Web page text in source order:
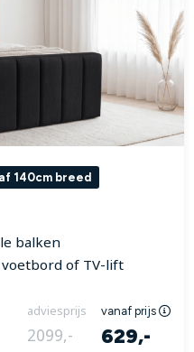
140cm breed
balken
of TV-lift
adviesprijs vanaf prijs
2099,- 629,-